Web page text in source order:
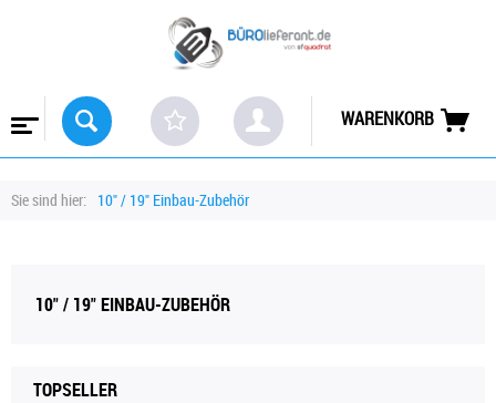
WARENKORB
Sie sind hier: 10" / 19" Einbau-Zubehör
10" / 19" EINBAU-ZUBEHÖR
TOPSELLER